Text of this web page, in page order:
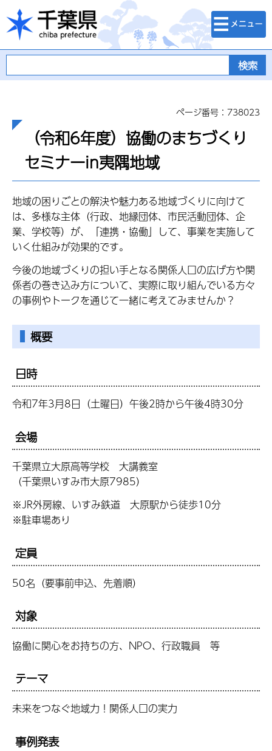
千葉県
検索・メニュ
ー
ページ番号：738023
（令和6年度）協働のまちづくり
セミナーin夷隅地域
地域の困り ごとの解決や魅力ある地域づくりに向けて
は、多様な主体（行政、地縁団体、市民活動団体、企
業、学校等）が、
「連携・協働」して、事業を実施して
いく仕組みが効果的です。
今後の地域づくりの担い手となる関係人口の広げ方や関
係者の巻き込み方について、実際に取り組んでいる方々
の事例やトークを通じて一緒に考えてみませんか？
概要
日時
令和7年3月8日（土曜日）午後2時から午後4時30分
会場
千葉県立大原高等学校 大講義室
（千葉県いすみ市大原7985）
※JR外房線、いすみ鉄道 大原駅から徒歩10分
※駐車場あり
定員
50名（要事前申込、先着順）
対象
協働に関心をお持ちの方、NPO、行政職員 等
テーマ
未来をつなぐ地域力！関係人口の実力
事例発表